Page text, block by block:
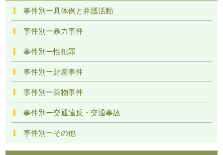
事件別ー具体例と弁護活動
事件別ー暴力事件
事件別ー性犯罪
事件別ー財産事件
事件別ー薬物事件
事件別ー交通違反・交通事故
事件別ーその他